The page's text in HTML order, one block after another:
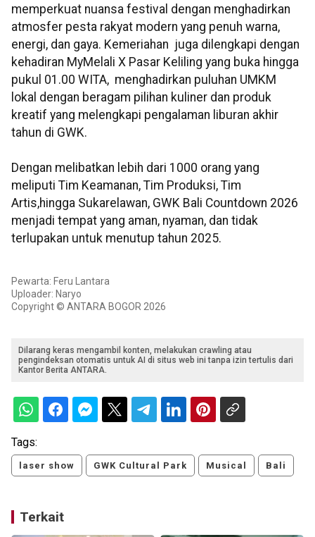
memperkuat nuansa festival dengan menghadirkan
atmosfer pesta rakyat modern yang penuh warna,
energi, dan gaya. Kemeriahan juga dilengkapi dengan
kehadiran MyMelali X Pasar Keliling yang buka hingga
pukul 01.00 WITA, menghadirkan puluhan UMKM
lokal dengan beragam pilihan kuliner dan produk
kreatif yang melengkapi pengalaman liburan akhir
tahun di GWK.
Dengan melibatkan lebih dari 1000 orang yang
meliputi Tim Keamanan, Tim Produksi, Tim
Artis,hingga Sukarelawan, GWK Bali Countdown 2026
menjadi tempat yang aman, nyaman, dan tidak
terlupakan untuk menutup tahun 2025.
Pewarta: Feru Lantara
Uploader: Naryo
Copyright © ANTARA BOGOR 2026
Dilarang keras mengambil konten, melakukan crawling atau
pengindeksan otomatis untuk AI di situs web ini tanpa izin tertulis dari
Kantor Berita ANTARA.
Tags:
laser show GWK Cultural Park Musical Bali
Terkait